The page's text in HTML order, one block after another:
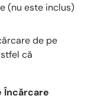
(nu este inclus)
de pe
că
Încărcare